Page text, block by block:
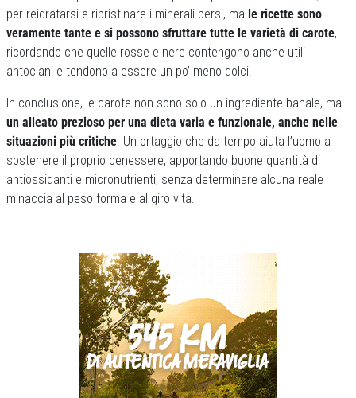
per reidratarsi e ripristinare i minerali persi, ma le ricette sono
veramente tante e si possono sfruttare tutte le varietà di carote,
ricordando che quelle rosse e nere contengono anche utili
antociani e tendono a essere un po’ meno dolci.
In conclusione, le carote non sono solo un ingrediente banale, ma
un alleato prezioso per una dieta varia e funzionale, anche nelle
situazioni più critiche. Un ortaggio che da tempo aiuta l’uomo a
sostenere il proprio benessere, apportando buone quantità di
antiossidanti e micronutrienti, senza determinare alcuna reale
minaccia al peso forma e al giro vita.
Previous